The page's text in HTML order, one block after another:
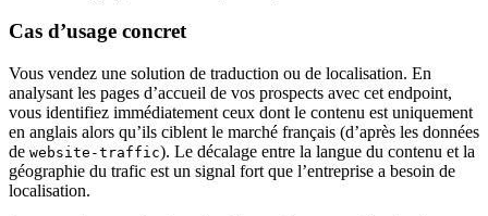
Cas d’usage concret
Vous vendez une solution de traduction ou de localisation. En
analysant les pages d’accueil de vos prospects avec cet endpoint,
vous identifiez immédiatement ceux dont le contenu est uniquement
en anglais alors qu’ils ciblent le marché français (d’après les données
de website-traffic). Le décalage entre la langue du contenu et la
géographie du trafic est un signal fort que l’entreprise a besoin de
localisation.